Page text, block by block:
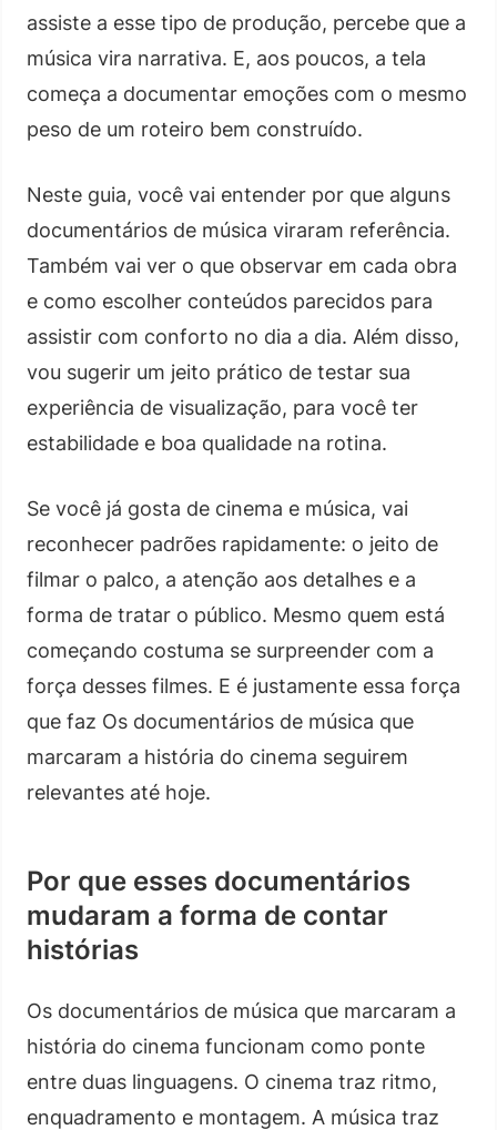
assiste a esse tipo de produção, percebe que a
música vira narrativa. E, aos poucos, a tela
começa a documentar emoções com o mesmo
peso de um roteiro bem construído.
Neste guia, você vai entender por que alguns
documentários de música viraram referência.
Também vai ver o que observar em cada obra
e como escolher conteúdos parecidos para
assistir com conforto no dia a dia. Além disso,
vou sugerir um jeito prático de testar sua
experiência de visualização, para você ter
estabilidade e boa qualidade na rotina.
Se você já gosta de cinema e música, vai
reconhecer padrões rapidamente: o jeito de
filmar o palco, a atenção aos detalhes e a
forma de tratar o público. Mesmo quem está
começando costuma se surpreender com a
força desses filmes. E é justamente essa força
que faz Os documentários de música que
marcaram a história do cinema seguirem
relevantes até hoje.
Por que esses documentários
mudaram a forma de contar
histórias
Os documentários de música que marcaram a
história do cinema funcionam como ponte
entre duas linguagens. O cinema traz ritmo,
enquadramento e montagem. A música traz